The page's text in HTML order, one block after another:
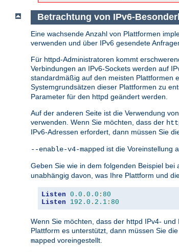
Betrachtung von IPv6-
Eine wachsende Anzahl von Plattformen
verwenden und über IPv6 gesendete
Für httpd-Administratoren kommt
Verbindungen an IPv6-Sockets werden auf
standardmäßig auf den meisten Plattformen
Systemgrundsätzen dieser Plattformen zu
Parameter für den httpd geändert werden.
Auf der anderen Seite ist die Verwendung
verwenden. Wenn Sie möchten, dass der
IPv6-Adressen erfordert, dann müssen Sie
--enable-v4-mapped ist die Voreinstellung
Geben Sie wie in dem folgenden Beispiel bei
unabhängig davon, was Ihre Plattform und
Listen 0.0 . 0.0 : 80
Listen
192.0 . 2.1 : 80
Wenn Sie möchten, dass der httpd IPv4-
Plattform es unterstützt, dann müssen Sie die
mapped voreingestellt.